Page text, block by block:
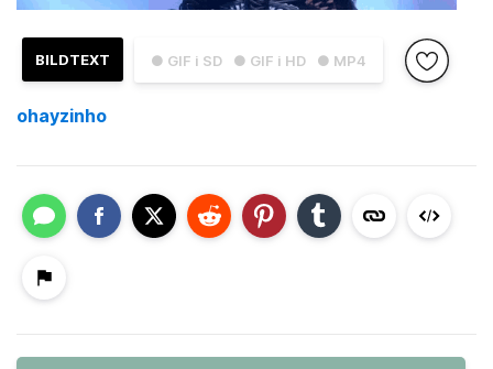
● GIF i SD ● GIF i HD ● MP4
BILDTEXT
ohayzinho